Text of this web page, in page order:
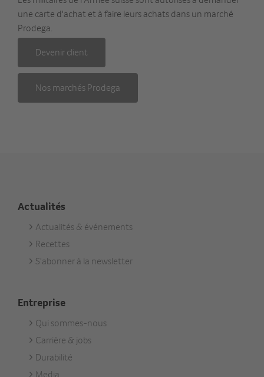
une carte d'achat et à faire leurs achats dans un marché
Prodega.
Devenir client
Nos marchés Prodega
Actualités
Footer
Aktuell
Actualités & événements
Recettes
S'abonner à la newsletter
Entreprise
Footer
Unternehmen
Qui sommes-nous
Carrière & jobs
Durabilité
Media